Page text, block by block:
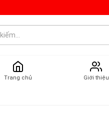
Trang chủ Giới thiệu